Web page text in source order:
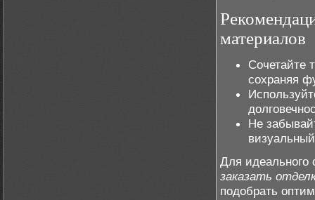
материалов
Сочетайте
сохраняя
Не
Для идеального
заказать
подобрать